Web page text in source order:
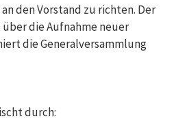
den Vorstand zu richten. Der
die Aufnahme neuer
die Generalversammlung
durch: